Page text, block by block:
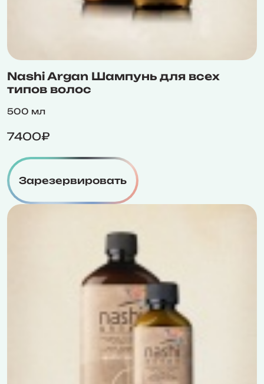
Nashi Argan Шампунь для всех
типов волос
500 мл
7400₽
Зарезервировать